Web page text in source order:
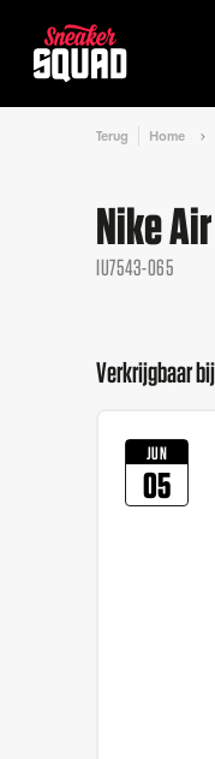
Terug Home
Nike
IU7543-065
Verkrijgbaar
JUN
05